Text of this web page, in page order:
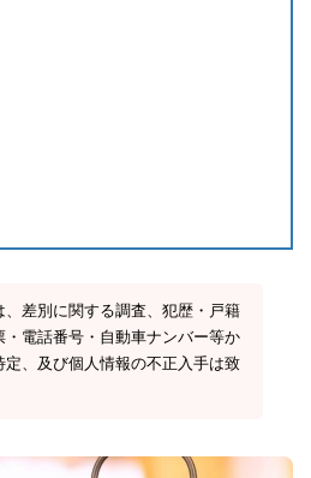
、差別に関する調査、犯歴・戸籍
・電話番号・自動車ナンバー等か
定、及び個人情報の不正入手は致